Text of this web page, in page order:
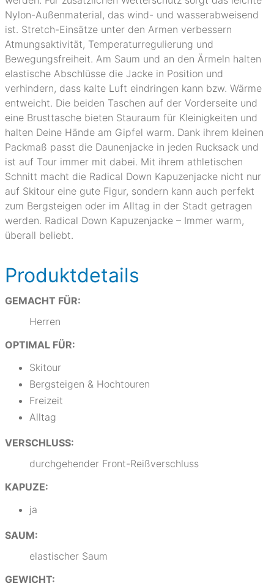
Nylon-Außenmaterial, das wind- und wasserabweisend
ist. Stretch-Einsätze unter den Armen verbessern
Atmungsaktivität, Temperaturregulierung und
Bewegungsfreiheit. Am Saum und an den Ärmeln halten
elastische Abschlüsse die Jacke in Position und
verhindern, dass kalte Luft eindringen kann bzw. Wärme
entweicht. Die beiden Taschen auf der Vorderseite und
eine Brusttasche bieten Stauraum für Kleinigkeiten und
halten Deine Hände am Gipfel warm. Dank ihrem kleinen
Packmaß passt die Daunenjacke in jeden Rucksack und
ist auf Tour immer mit dabei. Mit ihrem athletischen
Schnitt macht die Radical Down Kapuzenjacke nicht nur
auf Skitour eine gute Figur, sondern kann auch perfekt
zum Bergsteigen oder im Alltag in der Stadt getragen
werden. Radical Down Kapuzenjacke – Immer warm,
überall beliebt.
Produktdetails
GEMACHT FÜR:
Herren
OPTIMAL FÜR:
Skitour
Bergsteigen & Hochtouren
Freizeit
Alltag
VERSCHLUSS:
durchgehender Front-Reißverschluss
KAPUZE:
ja
SAUM:
elastischer Saum
GEWICHT: